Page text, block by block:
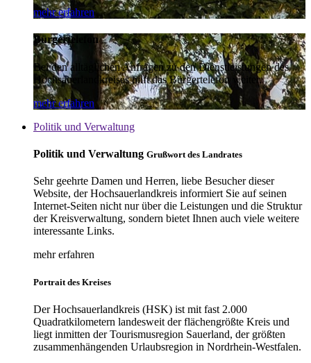
mehr erfahren
Bürgertelefon
Bei den alltäglichen Anfragen zu den Dienstleistungen des
Hochsauerlandkreises hilft das Bürgertelefon weiter.
mehr erfahren
Politik und Verwaltung
Politik und Verwaltung Grußwort des Landrates
Sehr geehrte Damen und Herren, liebe Besucher dieser
Website, der Hochsauerlandkreis informiert Sie auf seinen
Internet-Seiten nicht nur über die Leistungen und die Struktur
der Kreisverwaltung, sondern bietet Ihnen auch viele weitere
interessante Links.
mehr erfahren
Portrait des Kreises
Der Hochsauerlandkreis (HSK) ist mit fast 2.000
Quadratkilometern landesweit der flächengrößte Kreis und
liegt inmitten der Tourismusregion Sauerland, der größten
zusammenhängenden Urlaubsregion in Nordrhein-Westfalen.